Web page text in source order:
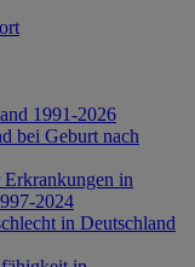
1991-2026
bei Geburt nach
in
2024
in Deutschland